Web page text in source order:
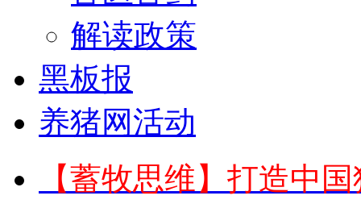
解读政策
黑板报
养猪网活动
【蓄牧思维】打造中